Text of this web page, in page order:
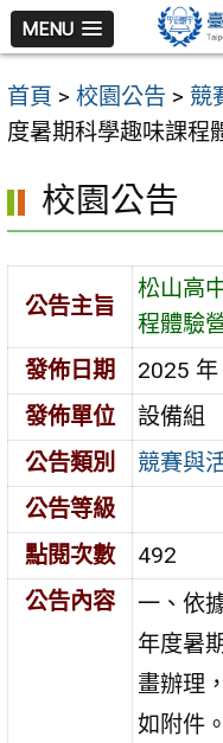
跳
至
主
要
容
區
MENU
首頁 > 校園公告 > 競
度暑期科學趣味課程
校園公告
公告主旨
松山高
程體驗
發佈日期
2025 年
發佈單位
設備組
公告類別
競賽與
公告等級
點閱次數
492
公告內容
一、依
年度暑
畫辦理，
如附件。